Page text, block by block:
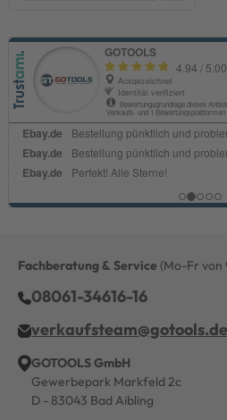
Fachberatung & Service (Mo-Fr von
08061-34616-16
verkaufsteam@gotools.de
GOTOOLS GmbH
Gewerbepark Markfeld 2c
D - 83043 Bad Aibling